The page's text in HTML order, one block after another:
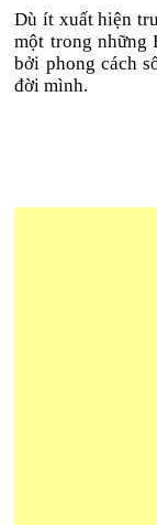
Dù ít xuất hiện
một trong những
bởi phong cách
đời mình.